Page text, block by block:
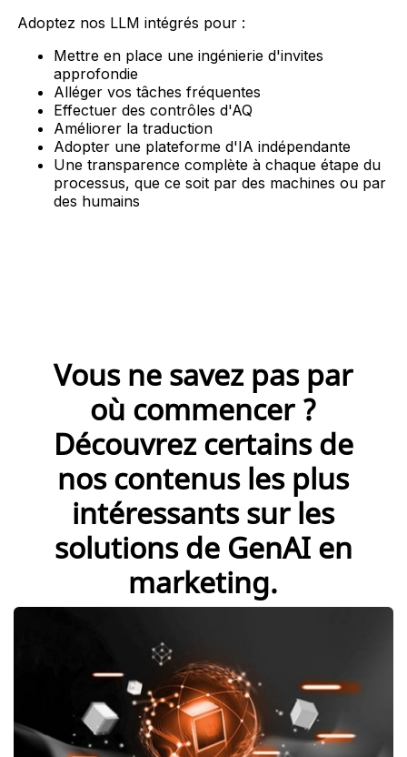
Adoptez nos LLM intégrés pour :
Mettre en place une ingénierie d'invites
approfondie
Alléger vos tâches fréquentes
Effectuer des contrôles d'AQ
Améliorer la traduction
Adopter une plateforme d'IA indépendante
Une transparence complète à chaque étape du
processus, que ce soit par des machines ou par
des humains
Vous ne savez pas par
où commencer ?
Découvrez certains de
nos contenus les plus
intéressants sur les
solutions de GenAI en
marketing.